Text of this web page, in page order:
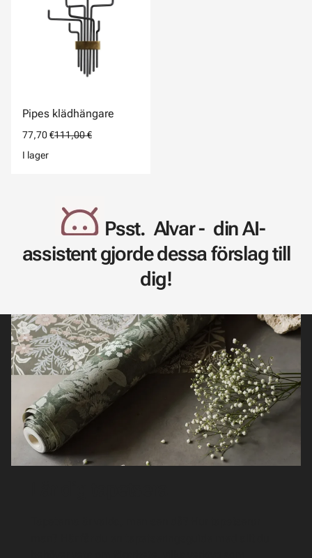
Pipes klädhängare
77,70 €111,00 €
I lager
Psst. Alvar - din AI-
assistent gjorde dessa förslag till
dig!